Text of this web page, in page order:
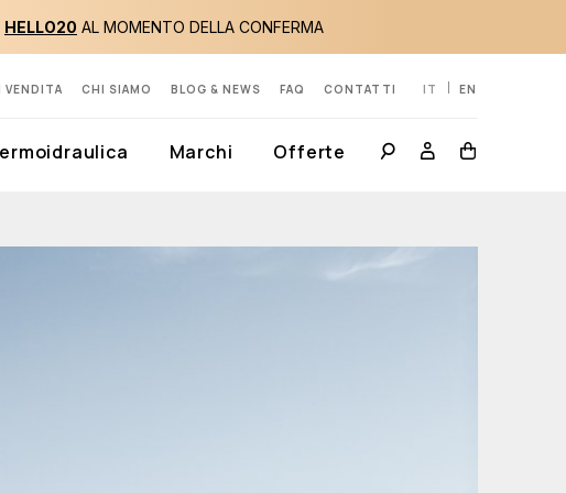
HELLO20 AL MOMENTO DELLA CONFERMA
VENDITA CHI SIAMO BLOG & NEWS FAQ CONTATTI IT EN
Marchi Offerte